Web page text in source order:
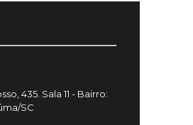
435. Sala 11 - Bairro:
SC